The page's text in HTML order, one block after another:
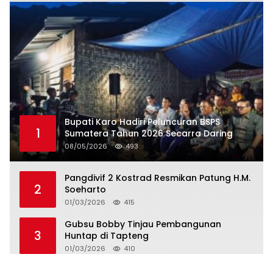
1
Bupati Karo Hadiri Peluncuran BSPS
Sumatera Tahun 2026 Secarra Daring
08/05/2026 493
2
Pangdivif 2 Kostrad Resmikan Patung H.M.
Soeharto
01/03/2026 415
3
Gubsu Bobby Tinjau Pembangunan
Huntap di Tapteng
01/03/2026 410